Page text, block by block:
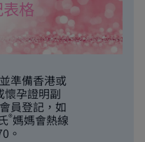
格
準備香港或
懷孕證明副
員登記，如
®媽媽會熱線
。